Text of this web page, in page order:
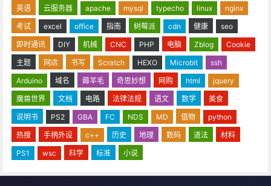
英语
云服务器 apache mysql typecho linux
nginx
考试
excel office 指南 树莓派 cdn 健康
seo
即时通讯
DIY 机械 CNC PHP 电脑 Zblog
Cookie
主题
网店 书写 Scratch HEXO Microbit
ssh
Arduino
域名 薅羊毛 奇思妙想 网购 html
jquery
魔兽世界
文档 电路 法律法规 语文 数学
美食
说明书
PS2 GBA FC NDS MD 值物
python
热搜
手柄外设 c++ 历史 地理 数码 道法
材料
PS1
wsc 科学 标准 小说